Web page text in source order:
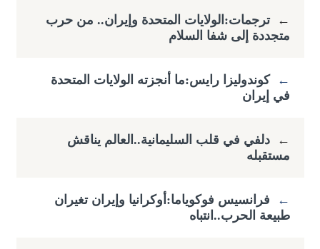
← ترجمات:الولايات المتحدة وإيران.. من حرب
متجددة إلى شفا السلام
← كوندوليزا رايس:ما أنجزته الولايات المتحدة
في إيران
←
دلفي في قلب السليمانية..العالم يناقش
مستقبله
←
فرانسيس فوكوياما:أوكرانيا وإيران تغيران
طبيعة الحرب..انتباه